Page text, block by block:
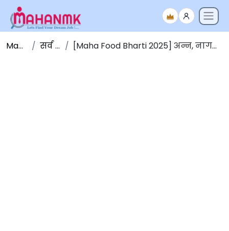
Maha NMK सर्व जाहिराती [Maha Food Bharti 2025] अन्न, नागरी पुरवठा व ग्राहक संरक्षण विभाग भरती 2025